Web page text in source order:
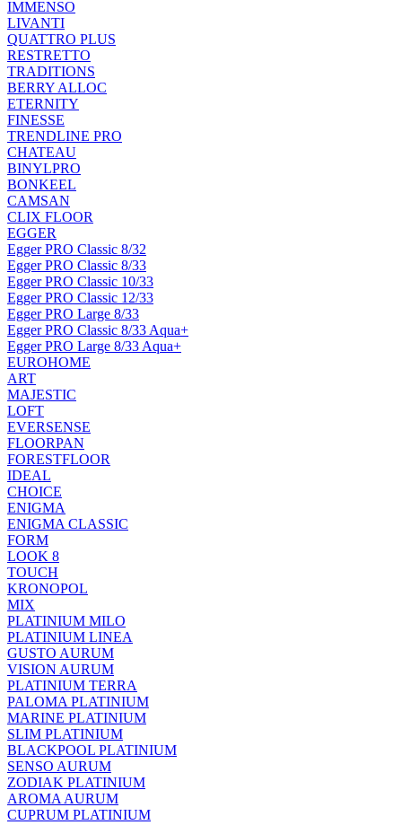
IMMENSO
LIVANTI
QUATTRO PLUS
RESTRETTO
TRADITIONS
BERRY ALLOC
ETERNITY
FINESSE
TRENDLINE PRO
CHATEAU
BINYLPRO
BONKEEL
CAMSAN
CLIX FLOOR
EGGER
Egger PRO Classic 8/32
Egger PRO Classic 8/33
Egger PRO Classic 10/33
Egger PRO Classic 12/33
Egger PRO Large 8/33
Egger PRO Classic 8/33 Aqua+
Egger PRO Large 8/33 Aqua+
EUROHOME
ART
MAJESTIC
LOFT
EVERSENSE
FLOORPAN
FORESTFLOOR
IDEAL
CHOICE
ENIGMA
ENIGMA CLASSIC
FORM
LOOK 8
TOUCH
KRONOPOL
MIX
PLATINIUM MILO
PLATINIUM LINEA
GUSTO AURUM
VISION AURUM
PLATINIUM TERRA
PALOMA PLATINIUM
MARINE PLATINIUM
SLIM PLATINIUM
BLACKPOOL PLATINIUM
SENSO AURUM
ZODIAK PLATINIUM
AROMA AURUM
CUPRUM PLATINIUM